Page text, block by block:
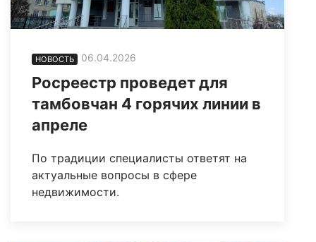
НОВОСТЬ 06.04.2026
Росреестр проведет для
тамбовчан 4 горячих линии в
апреле
По традиции специалисты ответят на
актуальные вопросы в сфере
недвижимости.